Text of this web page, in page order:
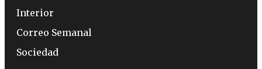
Interior
Correo Semanal
Sociedad